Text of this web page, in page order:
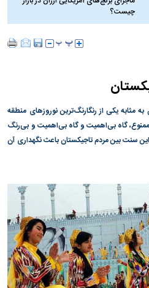
چیست؟
به مثابه یکی از رنگارنگ‌ترین نوروز‌های منطقه
ممنوع، گاه بی‌اهمیت و گاه بی‌اهمیت و بی‌رنگ
سنت بین مردم تاجیکستان باعث نگهداری آن